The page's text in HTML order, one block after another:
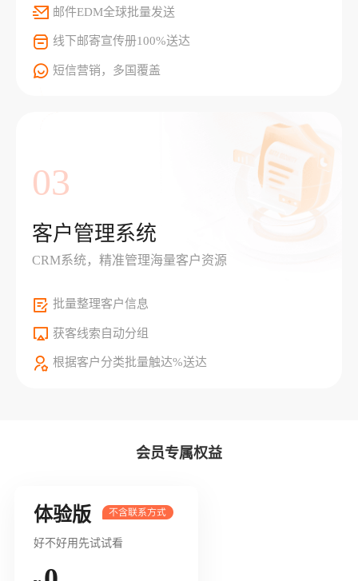
邮件EDM全球批量发送
线下邮寄宣传册100%送达
短信营销，多国覆盖
03
客户管理系统
CRM系统，精准管理海量客户资源
批量整理客户信息
获客线索自动分组
根据客户分类批量触达%送达
会员专属权益
体验版
好不好用先试试看